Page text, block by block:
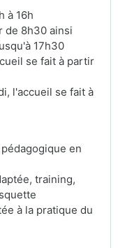
à 16h
de 8h30 ainsi
17h30
se fait à partir
l'accueil se fait à
en
training,
à la pratique du